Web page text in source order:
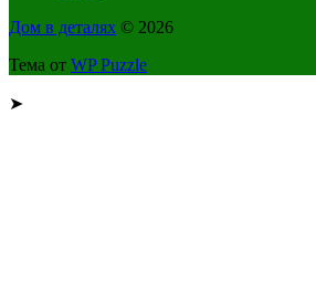
Дом в деталях © 2026
Тема от WP Puzzle
➤